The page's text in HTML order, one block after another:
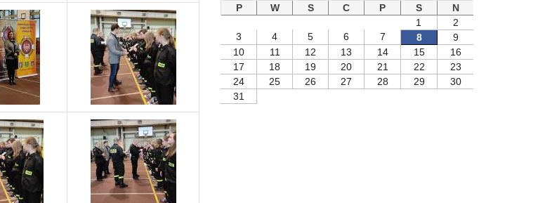
P
W S C P S
N
1
2
3
4 5 6 7 8
9
10
11 12 13 14 15
16
17
18 19 20 21 22
23
24
25 26 27 28 29
30
31